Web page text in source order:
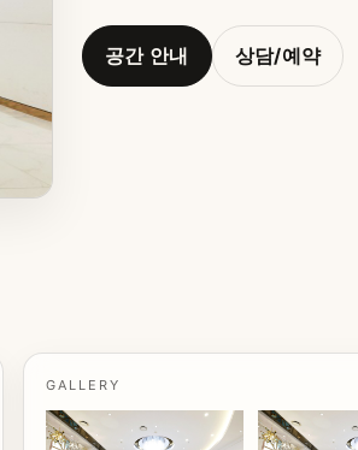
공간 안내 상담/예약
GALLERY